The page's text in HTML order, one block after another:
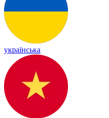
українська